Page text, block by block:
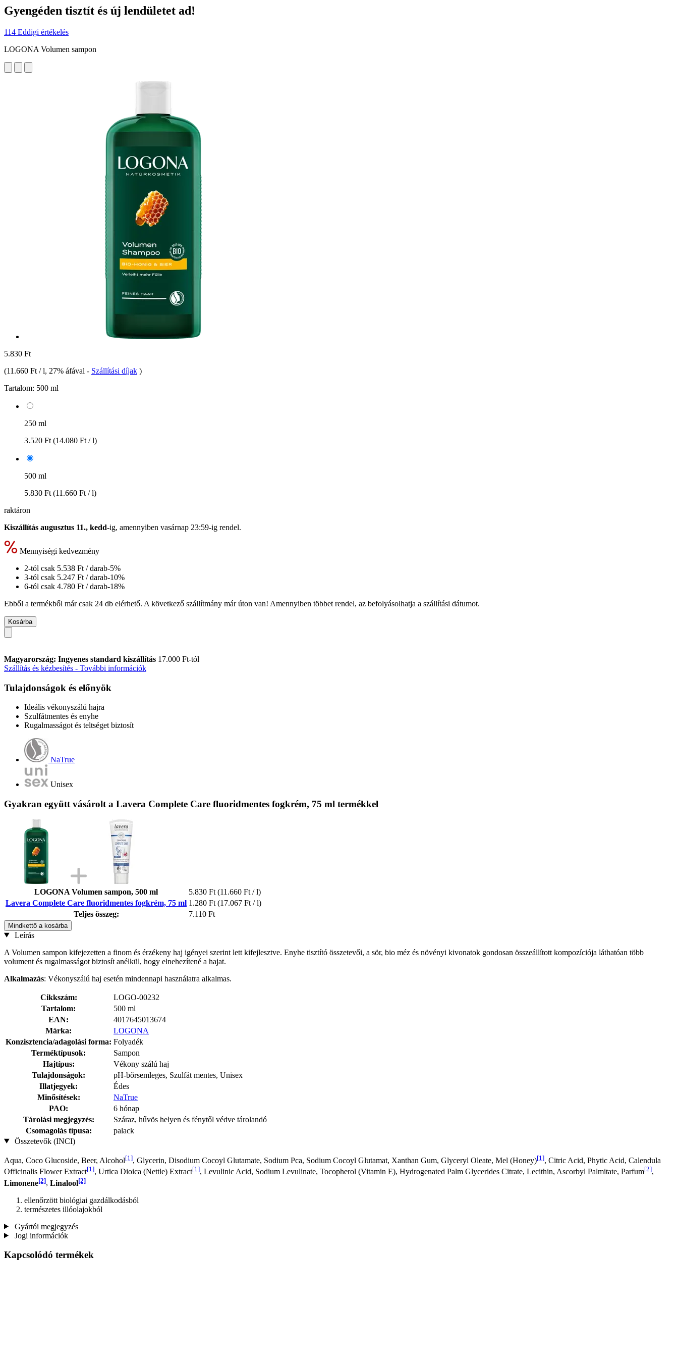
Gyengéden tisztít és új lendületet ad!
114 Eddigi értékelés
LOGONA Volumen sampon
5.830 Ft
(11.660 Ft / l, 27% áfával - Szállítási díjak )
Tartalom: 500 ml
250 ml
3.520 Ft (14.080 Ft / l)
500 ml
5.830 Ft (11.660 Ft / l)
raktáron
Kiszállítás augusztus 11., kedd-ig, amennyiben vasárnap 23:59-ig rendel.
Mennyiségi kedvezmény
2-tól csak 5.538 Ft / darab-5%
3-tól csak 5.247 Ft / darab-10%
6-tól csak 4.780 Ft / darab-18%
Ebből a termékből már csak 24 db elérhető. A következő szállítmány már úton van! Amennyiben többet rendel, az befolyásolhatja a szállítási dátumot.
Kosárba
Magyarország: Ingyenes standard kiszállítás 17.000 Ft-tól
Szállítás és kézbesítés - További információk
Tulajdonságok és előnyök
Ideális vékonyszálú hajra
Szulfátmentes és enyhe
Rugalmasságot és teltséget biztosít
NaTrue
Unisex
Gyakran együtt vásárolt a Lavera Complete Care fluoridmentes fogkrém, 75 ml termékkel
LOGONA Volumen sampon, 500 ml 5.830 Ft (11.660 Ft / l)
Lavera Complete Care fluoridmentes fogkrém, 75 ml 1.280 Ft (17.067 Ft / l)
Teljes összeg:
7.110 Ft
Mindkettő a kosárba
Leírás
A Volumen sampon kifejezetten a finom és érzékeny haj igényei szerint lett kifejlesztve. Enyhe tisztító összetevői, a sör, bio méz és növényi kivonatok gondosan összeállított kompozíciója láthatóan több
volument és rugalmasságot biztosít anélkül, hogy elnehezítené a hajat.
Alkalmazás: Vékonyszálú haj esetén mindennapi használatra alkalmas.
Cikkszám:
LOGO-00232
Tartalom:
500 ml
EAN:
4017645013674
Márka:
LOGONA
Konzisztencia/adagolási forma: Folyadék
Terméktípusok:
Sampon
Hajtípus:
Vékony szálú haj
Tulajdonságok:
pH-bőrsemleges, Szulfát mentes, Unisex
Illatjegyek:
Édes
Minősítések:
NaTrue
PAO:
6 hónap
Tárolási megjegyzés:
Száraz, hűvös helyen és fénytől védve tárolandó
Csomagolás típusa:
palack
Összetevők (INCI)
Aqua, Coco Glucoside, Beer, Alcohol[1], Glycerin, Disodium Cocoyl Glutamate, Sodium Pca, Sodium Cocoyl Glutamat, Xanthan Gum, Glyceryl Oleate, Mel (Honey)[1], Citric Acid, Phytic Acid, Calendula
Officinalis Flower Extract[1], Urtica Dioica (Nettle) Extract[1], Levulinic Acid, Sodium Levulinate, Tocopherol (Vitamin E), Hydrogenated Palm Glycerides Citrate, Lecithin, Ascorbyl Palmitate, Parfum[2],
Limonene[2], Linalool[2]
ellenőrzött biológiai gazdálkodásból
természetes illóolajokból
Gyártói megjegyzés
Jogi információk
Kapcsolódó termékek